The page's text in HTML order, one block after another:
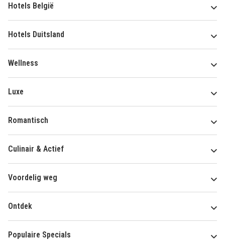
Hotels België
Hotels Duitsland
Wellness
Luxe
Romantisch
Culinair & Actief
Voordelig weg
Ontdek
Populaire Specials